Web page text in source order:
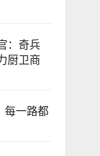
：奇兵
厨卫商
每一路都